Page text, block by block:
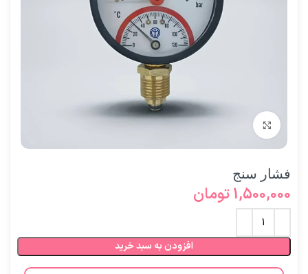
برای بزرگنمایی کلیک کنید
فشار سنج
1,500,000تومان
افزودن به سبد خرید